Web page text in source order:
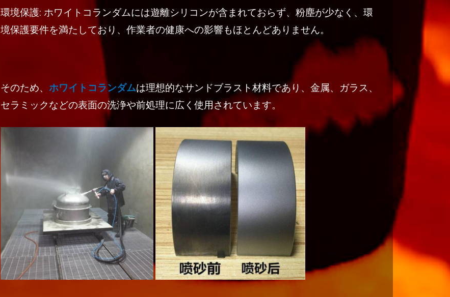
環境保護: ホワイトコランダムには遊離シリコンが含まれておらず、粉塵が少なく、環
境保護要件を満たしており、作業者の健康への影響もほとんどありません。
そのため、 ホワイトコランダムは理想的なサンドブラスト材料であり、金属、ガラス、
セラミックなどの表面の洗浄や前処理に広く使用されています。